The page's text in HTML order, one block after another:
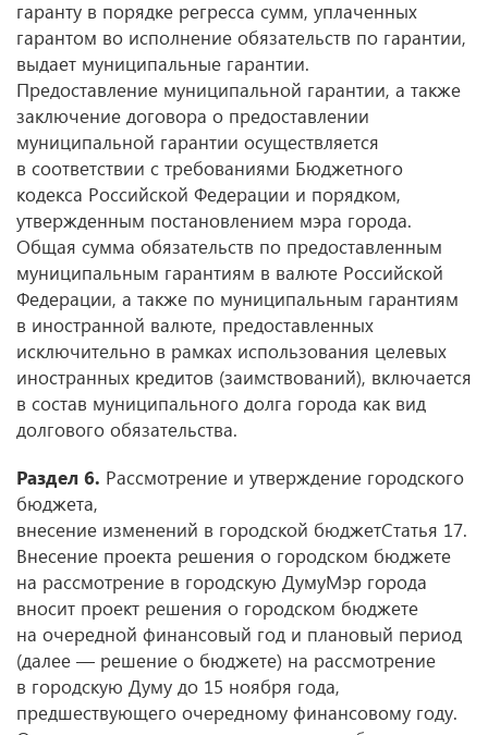
гаранту в порядке регресса сумм, уплаченных
гарантом во исполнение обязательств по гарантии,
выдает муниципальные гарантии.
Предоставление муниципальной гарантии, а также
заключение договора о предоставлении
муниципальной гарантии осуществляется
в соответствии с требованиями Бюджетного
кодекса Российской Федерации и порядком,
утвержденным постановлением мэра города.
Общая сумма обязательств по предоставленным
муниципальным гарантиям в валюте Российской
Федерации, а также по муниципальным гарантиям
в иностранной валюте, предоставленных
исключительно в рамках использования целевых
иностранных кредитов (заимствований), включается
в состав муниципального долга города как вид
долгового обязательства.
Раздел 6. Рассмотрение и утверждение городского
бюджета,
внесение изменений в городской бюджетСтатья 17.
Внесение проекта решения о городском бюджете
на рассмотрение в городскую ДумуМэр города
вносит проект решения о городском бюджете
на очередной финансовый год и плановый период
(далее — решение о бюджете) на рассмотрение
в городскую Думу до 15 ноября года,
предшествующего очередному финансовому году.